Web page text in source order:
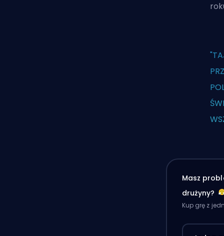
Masz
drużyny?
Kup grę z